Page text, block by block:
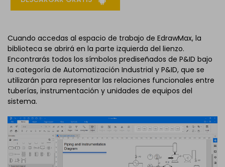
Cuando accedas al espacio de trabajo de EdrawMax, la
biblioteca se abrirá en la parte izquierda del lienzo.
Encontrarás todos los símbolos prediseñados de P&ID bajo
la categoría de Automatización Industrial y P&ID, que se
utilizarán para representar las relaciones funcionales entre
tuberías, instrumentación y unidades de equipos del
sistema.